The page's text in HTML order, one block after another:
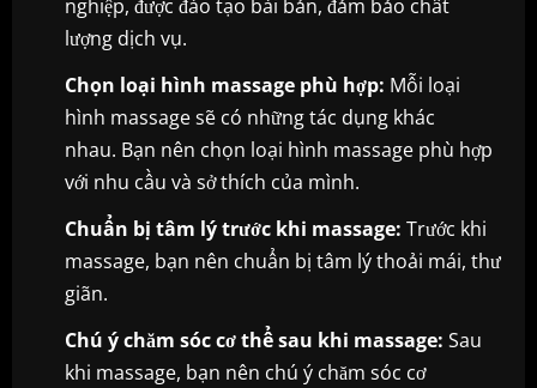
nghiệp, được đào tạo bài bản, đảm bảo chất
lượng dịch vụ.
Chọn loại hình massage phù hợp: Mỗi loại
hình massage sẽ có những tác dụng khác
nhau. Bạn nên chọn loại hình massage phù hợp
với nhu cầu và sở thích của mình.
Chuẩn bị tâm lý trước khi massage: Trước khi
massage, bạn nên chuẩn bị tâm lý thoải mái, thư
giãn.
Chú ý chăm sóc cơ thể sau khi massage: Sau
khi massage, bạn nên chú ý chăm sóc cơ